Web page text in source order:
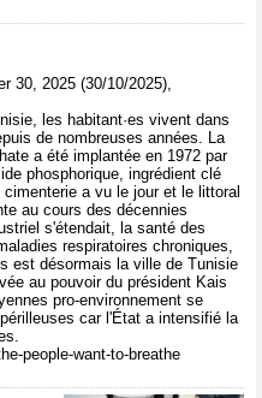
30, 2025 (30/10/2025),
les habitant·es vivent dans
de nombreuses années. La
a été implantée en 1972 par
phosphorique, ingrédient clé
a vu le jour et le littoral
au cours des décennies
s'étendait, la santé des
respiratoires chroniques,
est désormais la ville de Tunisie
au pouvoir du président Kais
pro-environnement se
car l'État a intensifié la
people-want-to-breathe